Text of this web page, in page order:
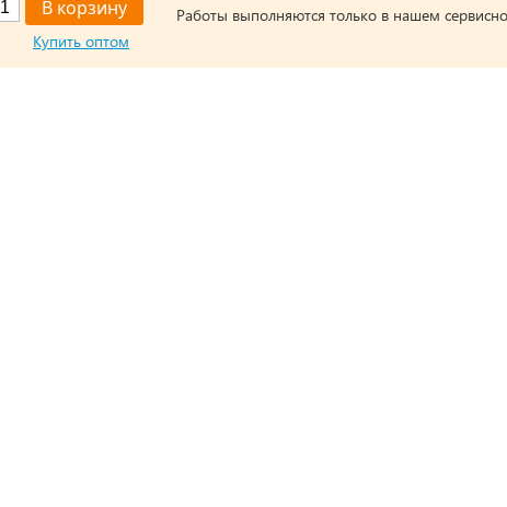
Купить оптом
Работы выполняются только в нашем